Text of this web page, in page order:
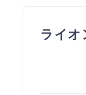
ライオ